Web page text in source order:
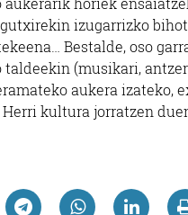
izugarrizko
Bestalde, oso
(musikari,
aukera izateko,
kultura jorratzen